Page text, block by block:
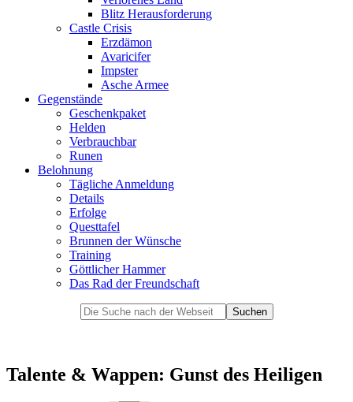
Blitz Herausforderung
Castle Crisis
Erzdämon
Avaricifer
Impster
Asche Armee
Gegenstände
Geschenkpaket
Helden
Verbrauchbar
Runen
Belohnung
Tägliche Anmeldung
Details
Erfolge
Questtafel
Brunnen der Wünsche
Training
Göttlicher Hammer
Das Rad der Freundschaft
Talente & Wappen: Gunst des Heiligen